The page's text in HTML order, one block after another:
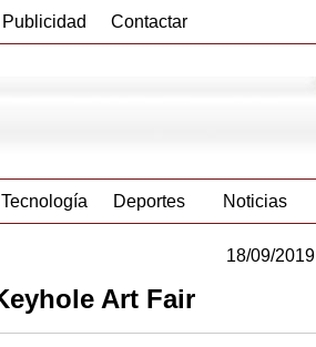
Publicidad Contactar
Tecnología Deportes Noticias
18/09/2019
Art Fair